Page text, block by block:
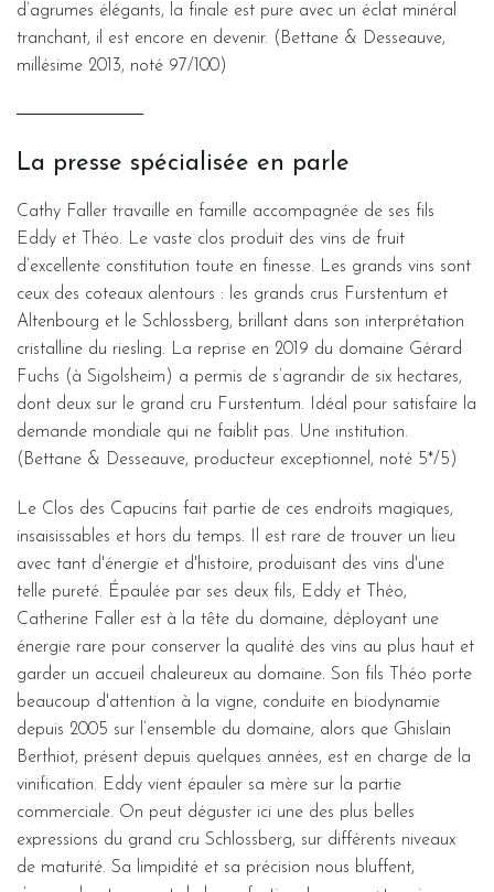
d’agrumes élégants, la finale est pure avec un éclat minéral
tranchant, il est encore en devenir. (Bettane & Desseauve,
millésime 2013, noté 97/100)
La presse spécialisée en parle
Cathy Faller travaille en famille accompagnée de ses fils
Eddy et Théo. Le vaste clos produit des vins de fruit
d’excellente constitution toute en finesse. Les grands vins sont
ceux des coteaux alentours : les grands crus Furstentum et
Altenbourg et le Schlossberg, brillant dans son interprétation
cristalline du riesling. La reprise en 2019 du domaine Gérard
Fuchs (à Sigolsheim) a permis de s’agrandir de six hectares,
dont deux sur le grand cru Furstentum. Idéal pour satisfaire la
demande mondiale qui ne faiblit pas. Une institution.
(Bettane & Desseauve, producteur exceptionnel, noté 5*/5)
Le Clos des Capucins fait partie de ces endroits magiques,
insaisissables et hors du temps. Il est rare de trouver un lieu
avec tant d'énergie et d'histoire, produisant des vins d'une
telle pureté. Épaulée par ses deux fils, Eddy et Théo,
Catherine Faller est à la tête du domaine, déployant une
énergie rare pour conserver la qualité des vins au plus haut et
garder un accueil chaleureux au domaine. Son fils Théo porte
beaucoup d'attention à la vigne, conduite en biodynamie
depuis 2005 sur l’ensemble du domaine, alors que Ghislain
Berthiot, présent depuis quelques années, est en charge de la
vinification. Eddy vient épauler sa mère sur la partie
commerciale. On peut déguster ici une des plus belles
expressions du grand cru Schlossberg, sur différents niveaux
de maturité. Sa limpidité et sa précision nous bluffent,